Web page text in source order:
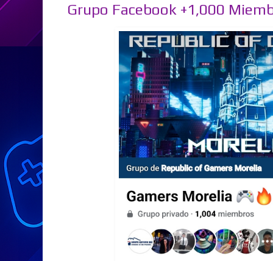
Grupo Facebook +1,000